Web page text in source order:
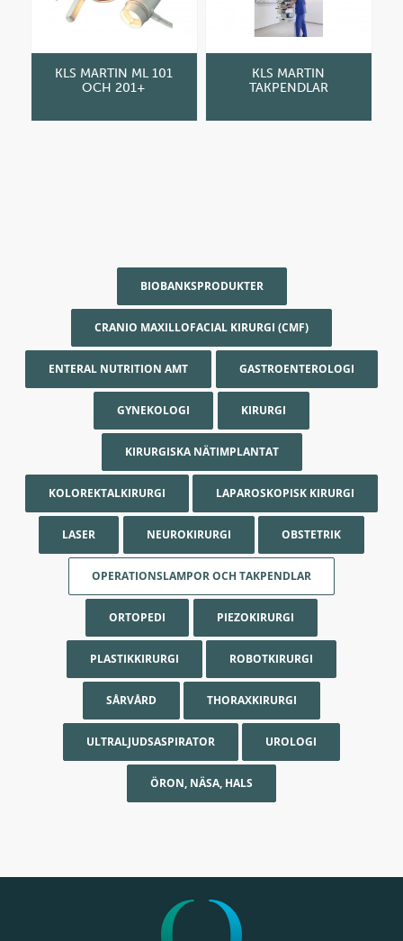
KLS MARTIN ML 101
OCH 201+
KLS MARTIN
TAKPENDLAR
BIOBANKSPRODUKTER
CRANIO MAXILLOFACIAL KIRURGI (CMF)
ENTERAL NUTRITION AMT GASTROENTEROLOGI
GYNEKOLOGI KIRURGI
KIRURGISKA NÄTIMPLANTAT
KOLOREKTALKIRURGI LAPAROSKOPISK KIRURGI
LASER NEUROKIRURGI OBSTETRIK
OPERATIONSLAMPOR OCH TAKPENDLAR
ORTOPEDI PIEZOKIRURGI
PLASTIKKIRURGI ROBOTKIRURGI
SÅRVÅRD THORAXKIRURGI
ULTRALJUDSASPIRATOR UROLOGI
ÖRON, NÄSA, HALS